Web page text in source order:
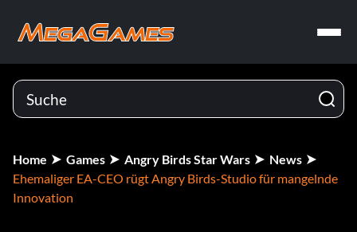
Home Games Angry Birds Star Wars
News
Ehemaliger EA-CEO rügt Angry Birds-Studio für mangelnde
Innovation